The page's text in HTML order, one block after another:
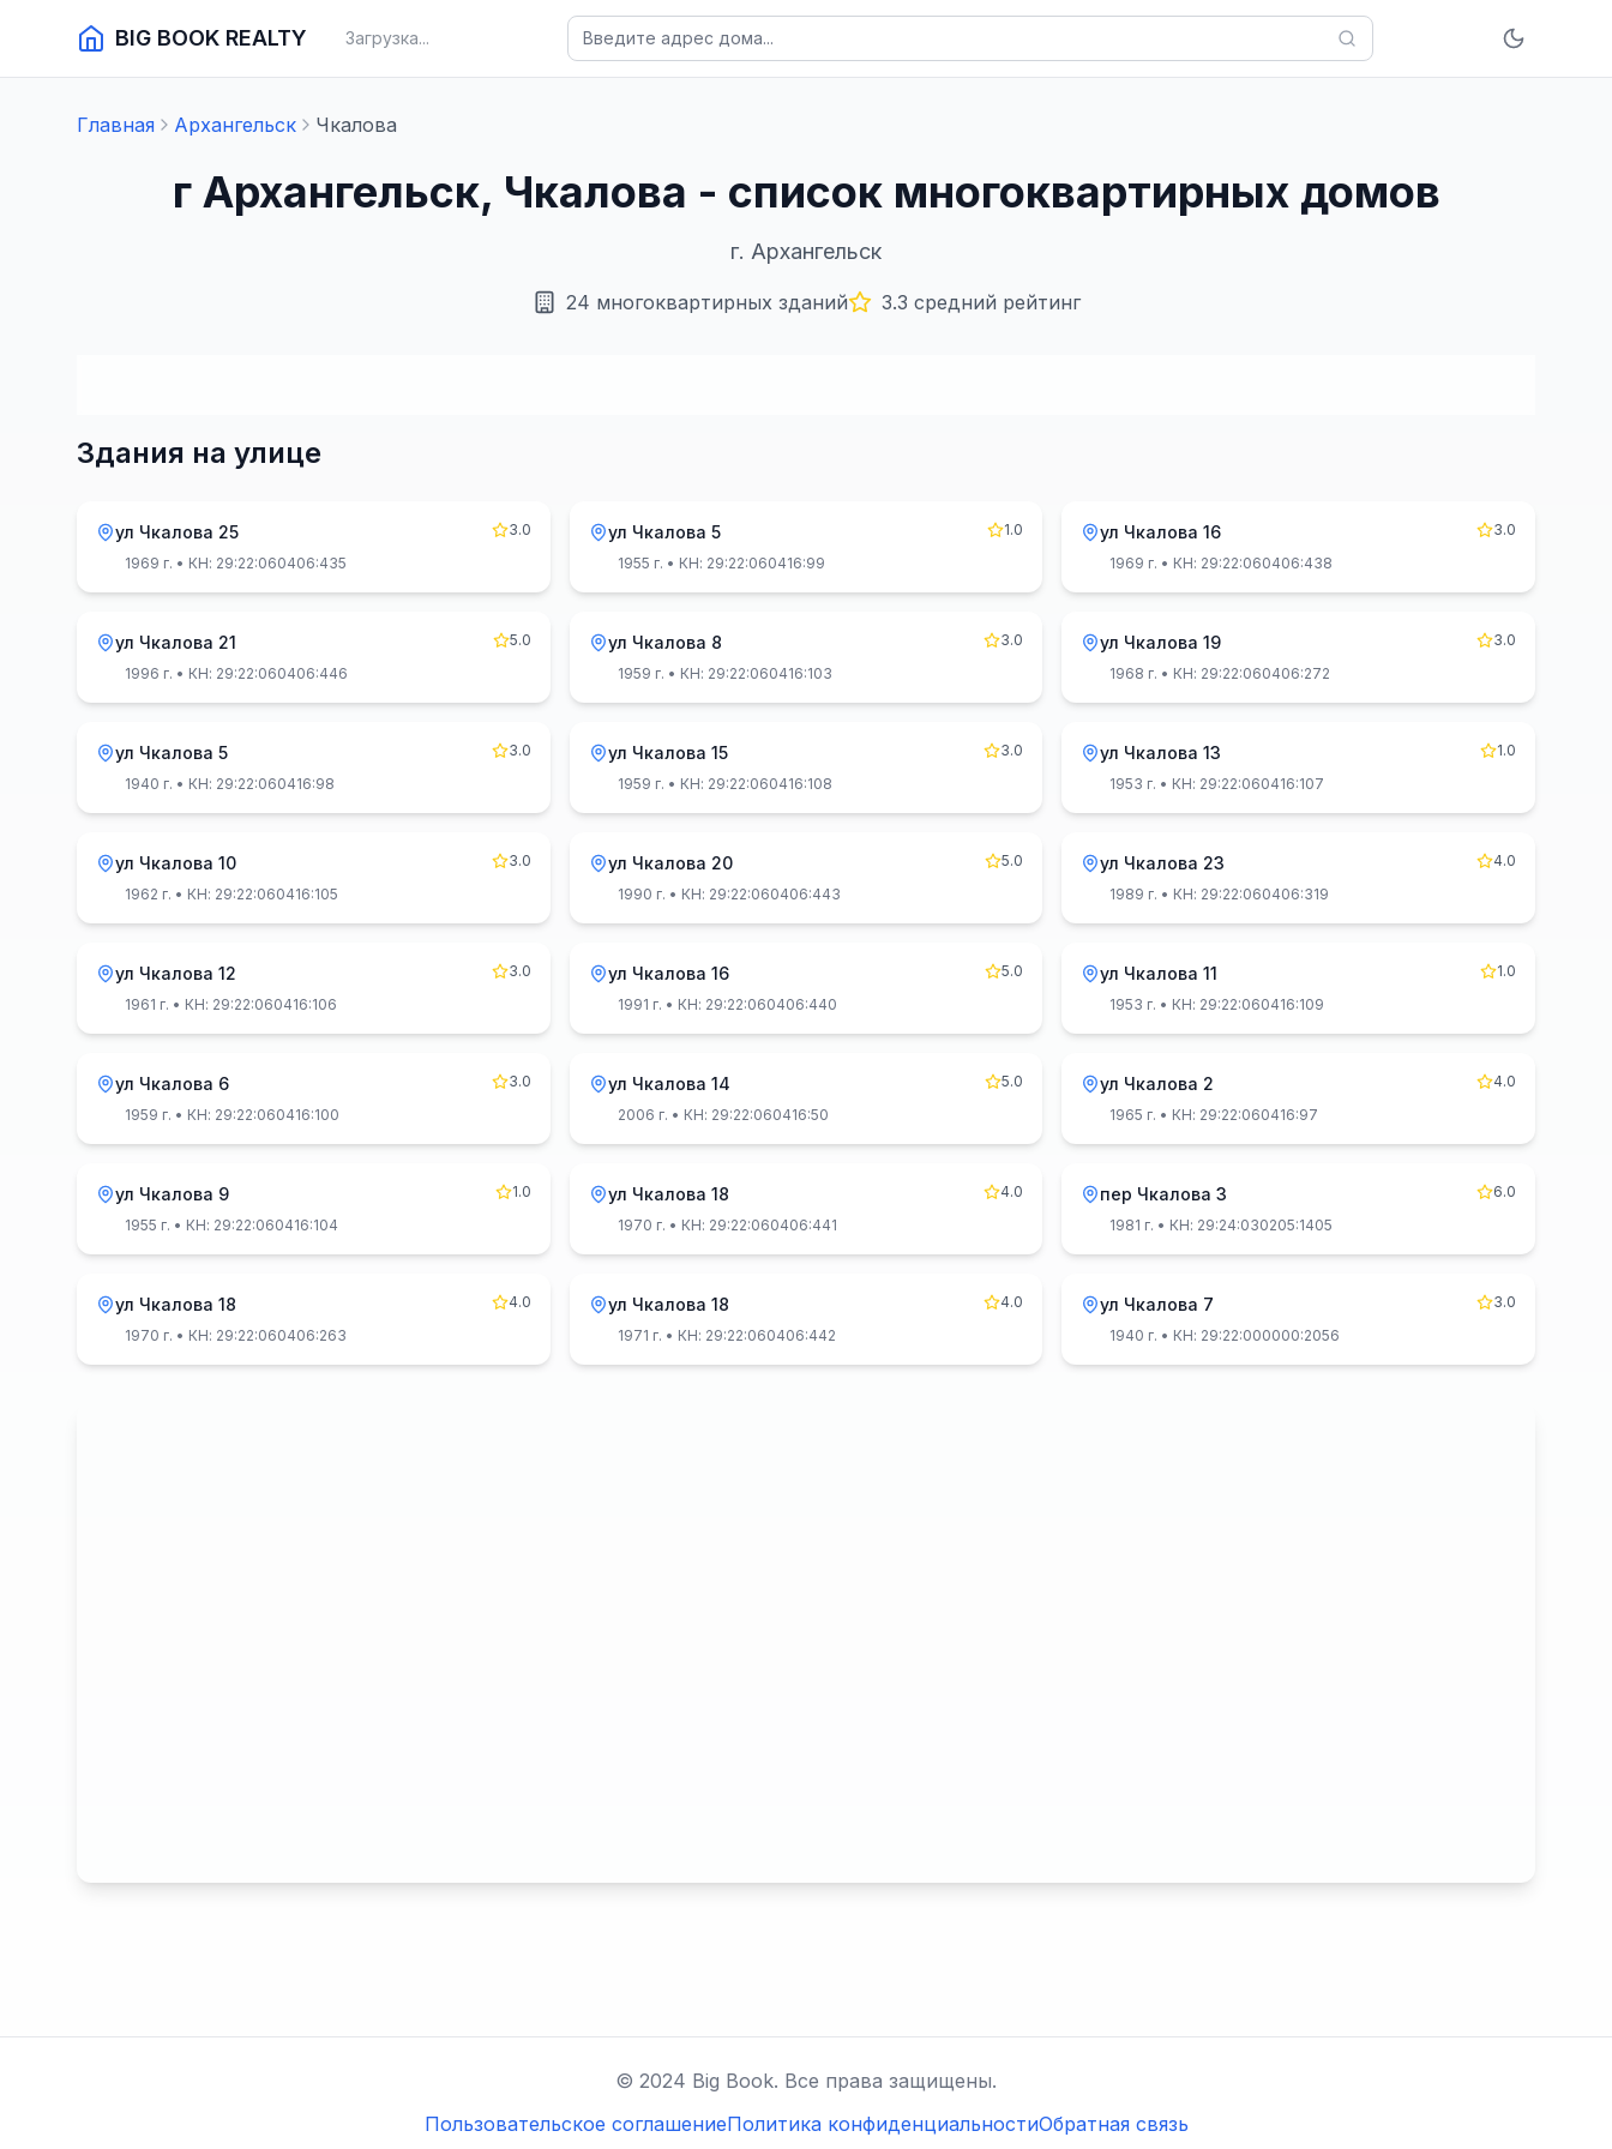
BIG BOOK REALTY Загрузка...
Главная Архангельск Чкалова
г Архангельск, Чкалова - список многоквартирных домов
г. Архангельск
24 многоквартирных зданий 3.3 средний рейтинг
Здания на улице
ул Чкалова 25
3.0
1969 г. • КН: 29:22:060406:435
ул Чкалова 5
1.0
1955 г. • КН: 29:22:060416:99
ул Чкалова 16
3.0
1969 г. • КН: 29:22:060406:438
ул Чкалова 21
5.0
1996 г. • КН: 29:22:060406:446
ул Чкалова 8
3.0
1959 г. • КН: 29:22:060416:103
ул Чкалова 19
3.0
1968 г. • КН: 29:22:060406:272
ул Чкалова 5
3.0
1940 г. • КН: 29:22:060416:98
ул Чкалова 15
3.0
1959 г. • КН: 29:22:060416:108
ул Чкалова 13
1.0
1953 г. • КН: 29:22:060416:107
ул Чкалова 10
3.0
1962 г. • КН: 29:22:060416:105
ул Чкалова 20
5.0
1990 г. • КН: 29:22:060406:443
ул Чкалова 23
4.0
1989 г. • КН: 29:22:060406:319
ул Чкалова 12
3.0
1961 г. • КН: 29:22:060416:106
ул Чкалова 16
5.0
1991 г. • КН: 29:22:060406:440
ул Чкалова 11
1.0
1953 г. • КН: 29:22:060416:109
ул Чкалова 6
3.0
1959 г. • КН: 29:22:060416:100
ул Чкалова 14
5.0
2006 г. • КН: 29:22:060416:50
ул Чкалова 2
4.0
1965 г. • КН: 29:22:060416:97
ул Чкалова 9
1.0
1955 г. • КН: 29:22:060416:104
ул Чкалова 18
4.0
1970 г. • КН: 29:22:060406:441
пер Чкалова 3
6.0
1981 г. • КН: 29:24:030205:1405
ул Чкалова 18
4.0
1970 г. • КН: 29:22:060406:263
ул Чкалова 18
4.0
1971 г. • КН: 29:22:060406:442
ул Чкалова 7
3.0
1940 г. • КН: 29:22:000000:2056
© 2024 Big Book. Все права защищены.
Пользовательское соглашениеПолитика конфиденциальностиОбратная связь